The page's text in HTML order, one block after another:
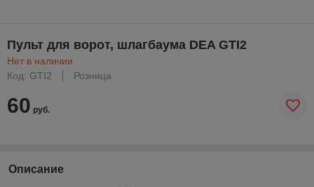
Пульт для ворот, шлагбаума DEA GTI2
Нет в наличии
Код: GTI2
Розница
60 руб.
Описание